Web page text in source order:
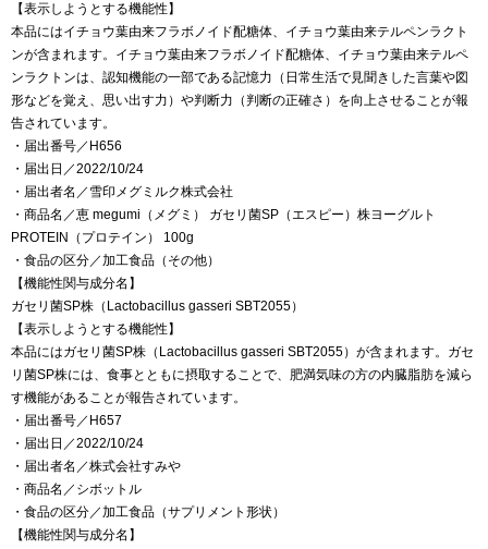
【表示しようとする機能性】
本品にはイチョウ葉由来フラボノイド配糖体、イチョウ葉由来テルペンラクト
ンが含まれます。イチョウ葉由来フラボノイド配糖体、イチョウ葉由来テルペ
ンラクトンは、認知機能の一部である記憶力（日常生活で見聞きした言葉や図
形などを覚え、思い出す力）や判断力（判断の正確さ）を向上させることが報
告されています。
・届出番号／H656
・届出日／2022/10/24
・届出者名／雪印メグミルク株式会社
・商品名／恵 megumi（メグミ） ガセリ菌SP（エスピー）株ヨーグルト
PROTEIN（プロテイン） 100g
・食品の区分／加工食品（その他）
【機能性関与成分名】
ガセリ菌SP株（Lactobacillus gasseri SBT2055）
【表示しようとする機能性】
本品にはガセリ菌SP株（Lactobacillus gasseri SBT2055）が含まれます。ガセ
リ菌SP株には、食事とともに摂取することで、肥満気味の方の内臓脂肪を減ら
す機能があることが報告されています。
・届出番号／H657
・届出日／2022/10/24
・届出者名／株式会社すみや
・商品名／シボットル
・食品の区分／加工食品（サプリメント形状）
【機能性関与成分名】